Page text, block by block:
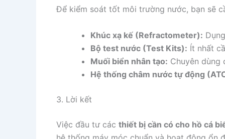
Để kiểm soát tốt môi trường nước, bạn sẽ
Khúc xạ kế (Refractometer):
Bộ test nước (Test Kits): Ít nhất
Muối biển nhân tạo: Chuyên dùng
Hệ thống châm nước tự động
3. Lời kết
Việc đầu tư các thiết bị cần có cho hồ cá